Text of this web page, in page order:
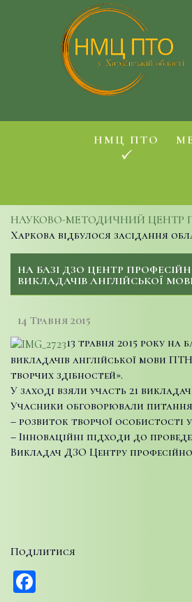
НМЦ ПТО
НАУКОВО-МЕТОДИЧНИЙ ЦЕНТР
Харкова відбулося засідання
НА БАЗІ ДЗО ЦЕНТР
ВИКЛАДАЧІВ АНГЛІЙСЬКОЇ
14 Травня 2015
13 травня 2015 року
викладачів англійської мови
творчих здібностей».
У заході взяли участь 21
Учасники обговорювали
– розвиток творчої особистості
– Інноваційні підходи до
Викладач ДЗО Центру
Поділитися